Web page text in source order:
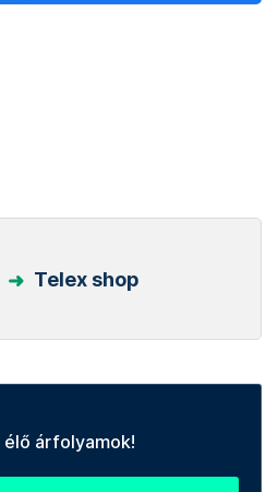
Telex shop
élő árfolyamok!